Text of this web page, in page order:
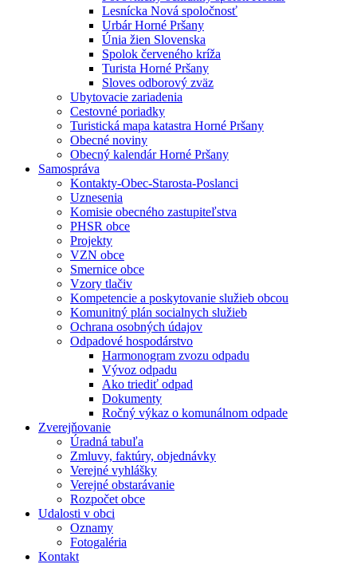
Lesnícka Nová spoločnosť
Urbár Horné Pršany
Únia žien Slovenska
Spolok červeného kríža
Turista Horné Pršany
Sloves odborový zväz
Ubytovacie zariadenia
Cestovné poriadky
Turistická mapa katastra Horné Pršany
Obecné noviny
Obecný kalendár Horné Pršany
Samospráva
Kontakty-Obec-Starosta-Poslanci
Uznesenia
Komisie obecného zastupiteľstva
PHSR obce
Projekty
VZN obce
Smernice obce
Vzory tlačiv
Kompetencie a poskytovanie služieb obcou
Komunitný plán socialnych služieb
Ochrana osobných údajov
Odpadové hospodárstvo
Harmonogram zvozu odpadu
Vývoz odpadu
Ako triediť odpad
Dokumenty
Ročný výkaz o komunálnom odpade
Zverejňovanie
Úradná tabuľa
Zmluvy, faktúry, objednávky
Verejné vyhlášky
Verejné obstarávanie
Rozpočet obce
Udalosti v obci
Oznamy
Fotogaléria
Kontakt